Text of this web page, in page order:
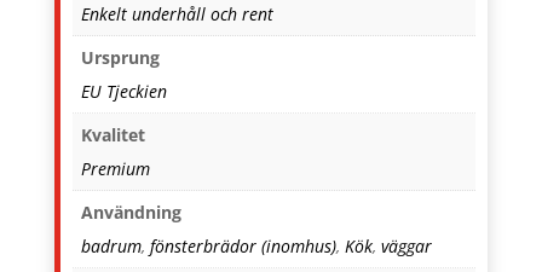
Enkelt underhåll och rent
Ursprung
EU Tjeckien
Kvalitet
Premium
Användning
badrum, fönsterbrädor (inomhus), Kök, väggar